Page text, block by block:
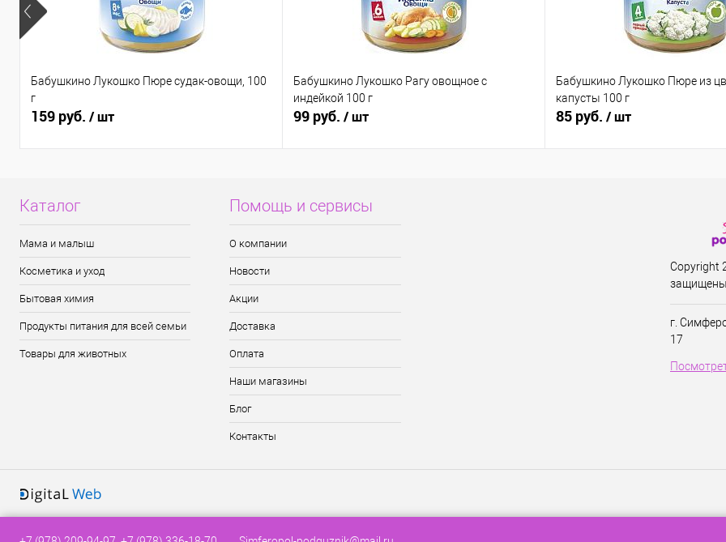
Бабушкино Лукошко Пюре судак-овощи, 100
г
159 руб. / шт
Бабушкино Лукошко Рагу овощное с
индейкой 100 г
99 руб. / шт
Бабушкино Лукошко Пюре из
капусты 100 г
85 руб. / шт
Каталог
Мама и малыш
Косметика и уход
Бытовая химия
Продукты питания для всей семьи
Товары для животных
Помощь и сервисы
О компании
Новости
Акции
Доставка
Оплата
Наши магазины
Блог
Контакты
Copyright
г.
17